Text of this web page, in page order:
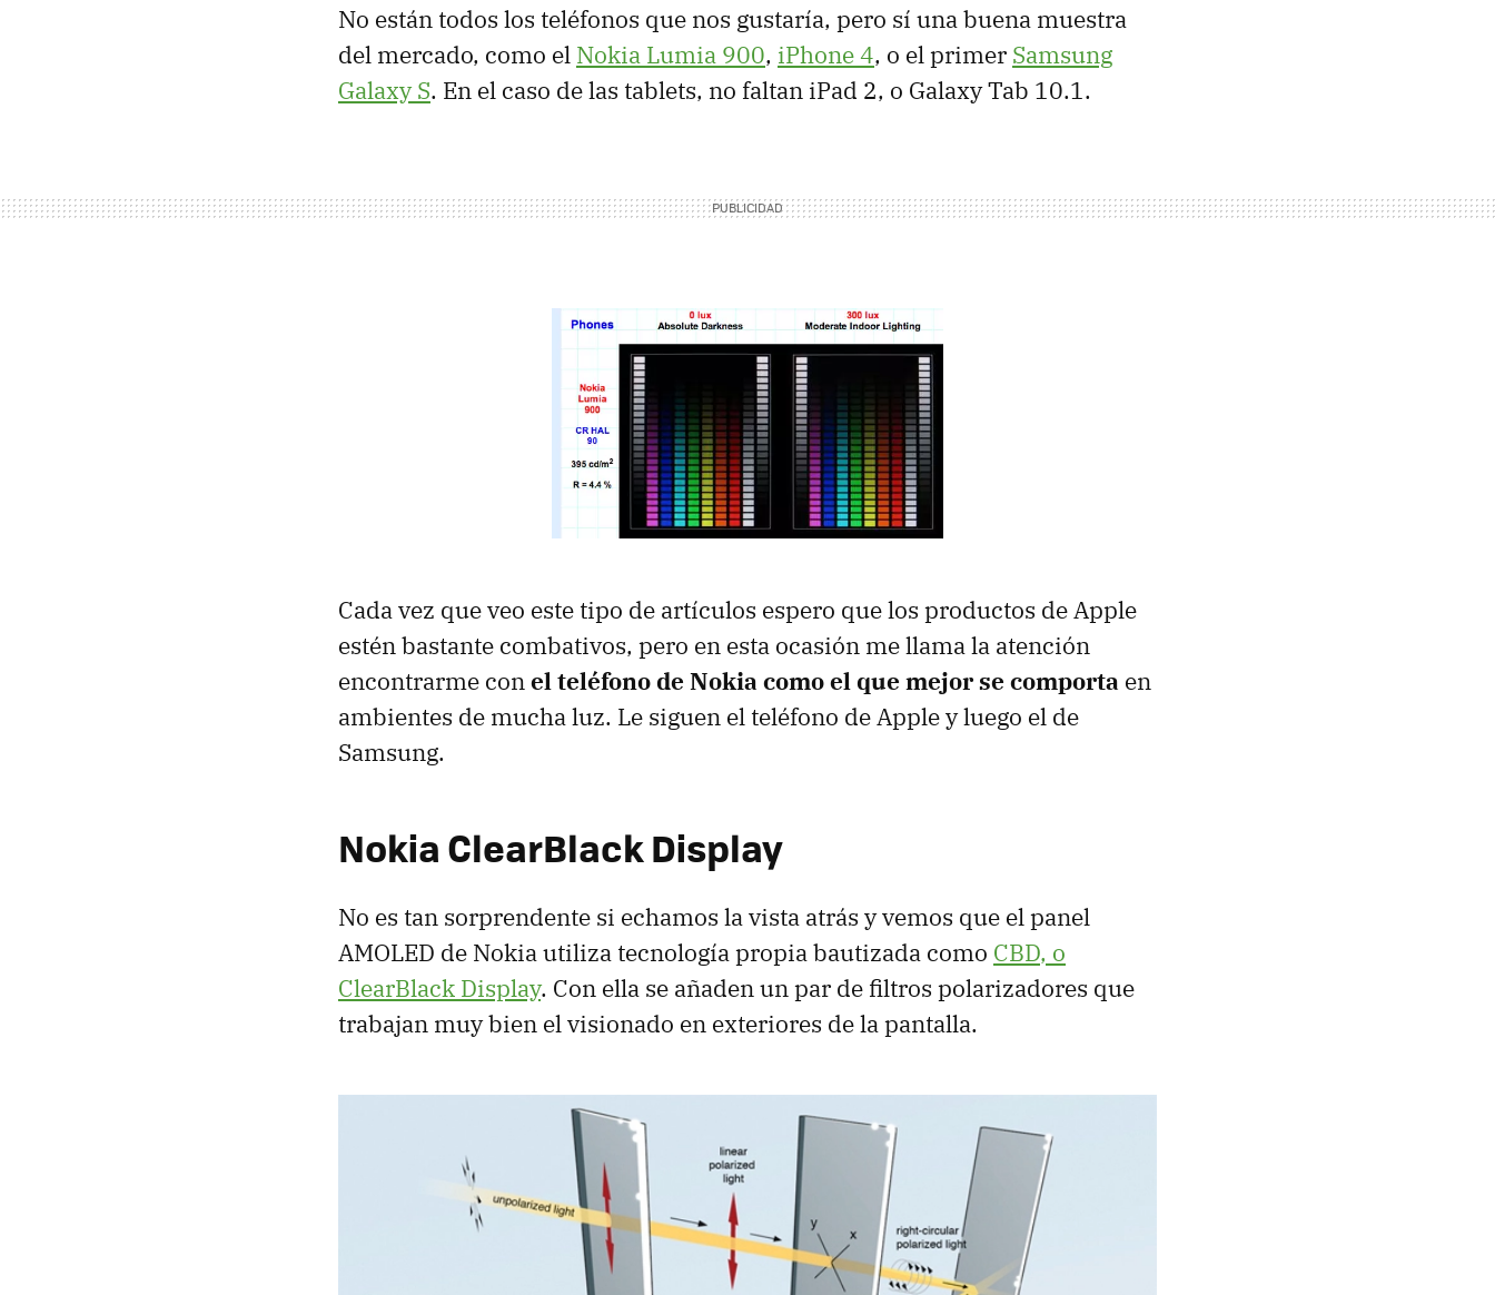
No están todos los teléfonos que nos gustaría, pero sí una buena muestra
del mercado, como el Nokia Lumia 900, iPhone 4, o el primer Samsung
Galaxy S. En el caso de las tablets, no faltan iPad 2, o Galaxy Tab 10.1.
Cada vez que veo este tipo de artículos espero que los productos de Apple
estén bastante combativos, pero en esta ocasión me llama la atención
encontrarme con el teléfono de Nokia como el que mejor se comporta en
ambientes de mucha luz. Le siguen el teléfono de Apple y luego el de
Samsung.
Nokia ClearBlack Display
No es tan sorprendente si echamos la vista atrás y vemos que el panel
AMOLED de Nokia utiliza tecnología propia bautizada como CBD, o
ClearBlack Display. Con ella se añaden un par de filtros polarizadores que
trabajan muy bien el visionado en exteriores de la pantalla.